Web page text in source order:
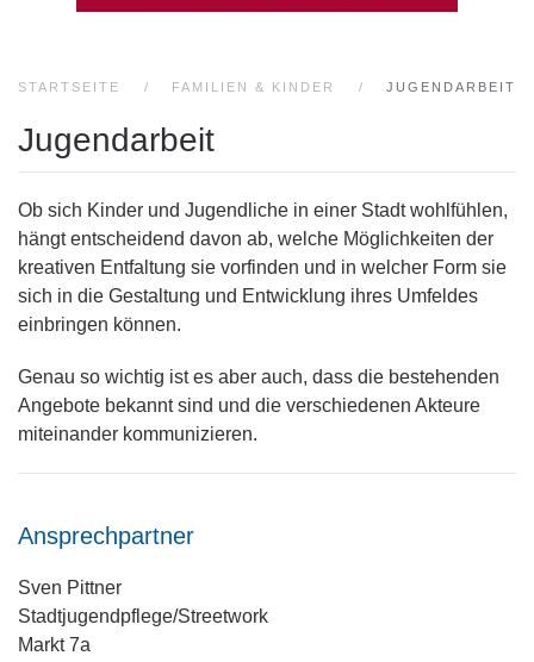
STARTSEITE FAMILIEN & KINDER JUGENDARBEIT
Jugendarbeit
Ob sich Kinder und Jugendliche in einer Stadt wohlfühlen,
hängt entscheidend davon ab, welche Möglichkeiten der
kreativen Entfaltung sie vorfinden und in welcher Form sie
sich in die Gestaltung und Entwicklung ihres Umfeldes
einbringen können.
Genau so wichtig ist es aber auch, dass die bestehenden
Angebote bekannt sind und die verschiedenen Akteure
miteinander kommunizieren.
Ansprechpartner
Sven Pittner
Stadtjugendpflege/Streetwork
Markt 7a